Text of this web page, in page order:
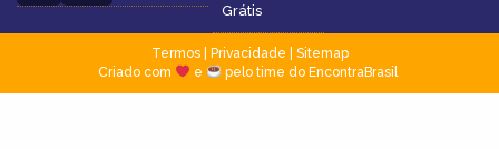
Grátis
Termos| Privacidade
Sitemap
Criado com
e pelo time do EncontraBrasil